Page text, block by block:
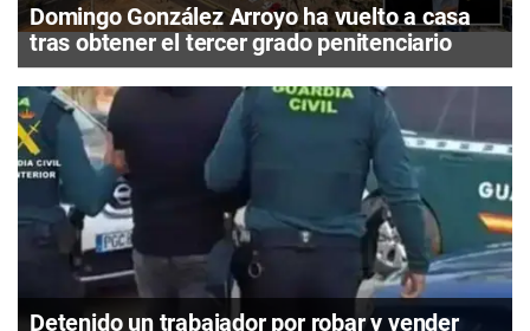
Domingo González Arroyo ha vuelto a casa
tras obtener el tercer grado penitenciario
Detenido un trabajador por robar y vender